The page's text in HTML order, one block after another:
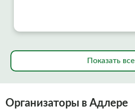
Показать все
Организаторы в Адлере